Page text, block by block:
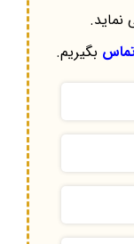
نماید.
بگیریم.